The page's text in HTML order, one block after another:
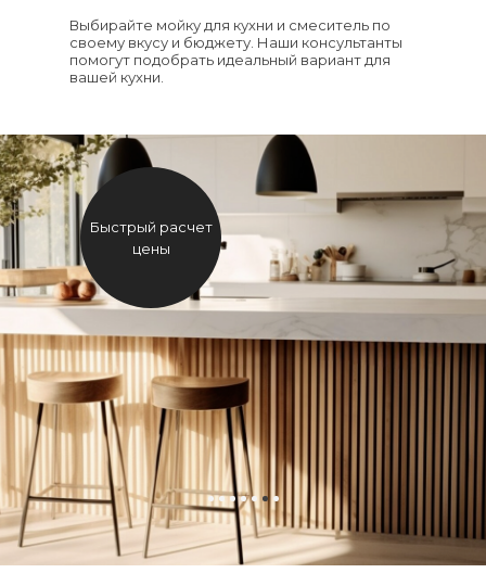
Выбирайте мойку для кухни и смеситель по
своему вкусу и бюджету. Наши консультанты
помогут подобрать идеальный вариант для
вашей кухни.
Быстрый расчет
цены